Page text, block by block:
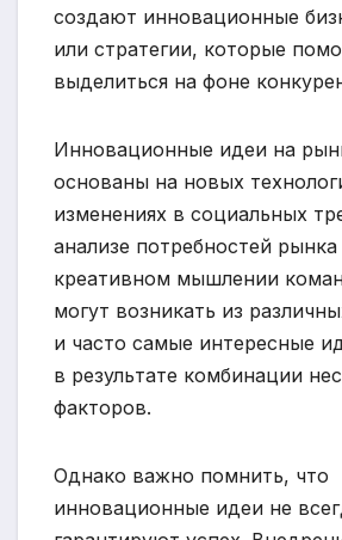
создают инновационные
или стратегии, которые
выделиться на фоне
Инновационные идеи на
основаны на новых
изменениях в социальных
анализе потребностей
креативном мышлении
могут возникать из
и часто самые интересные
в результате комбинации
факторов.
Однако важно помнить, что
инновационные идеи не